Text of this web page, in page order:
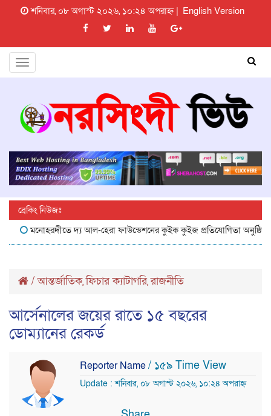
শনিবার, ০৮ অগাস্ট ২০২৬, ১০:২৪ অপরাহ্ন | English Version
Toggle
ব্রেকিং নিউজঃ
মনোহরদীতে দ্য আল-হেরা ফাউন্ডেশনের কুইক কুইজ প্রতিযোগিতা অনুষ্ঠিত
/আন্তর্জাতিক,ফিচার ক্যাটাগরি,রাজনীতি
আর্সেনালের জয়ের রাতে ১৫ বছরের
ডোম্যানের রেকর্ড
Reporter Name/ ১৫৯ Time View
Update : শনিবার, ০৮ অগাস্ট ২০২৬, ১০:২৪ অপরাহ্ন